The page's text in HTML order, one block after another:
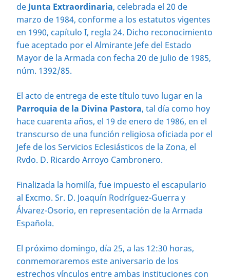
de Junta Extraordinaria, celebrada el 20 de
marzo de 1984, conforme a los estatutos vigentes
en 1990, capítulo I, regla 24. Dicho reconocimiento
fue aceptado por el Almirante Jefe del Estado
Mayor de la Armada con fecha 20 de julio de 1985,
núm. 1392/85.
El acto de entrega de este título tuvo lugar en la
Parroquia de la Divina Pastora, tal día como hoy
hace cuarenta años, el 19 de enero de 1986, en el
transcurso de una función religiosa oficiada por el
Jefe de los Servicios Eclesiásticos de la Zona, el
Rvdo. D. Ricardo Arroyo Cambronero.
Finalizada la homilía, fue impuesto el escapulario
al Excmo. Sr. D. Joaquín Rodríguez-Guerra y
Álvarez-Osorio, en representación de la Armada
Española.
El próximo domingo, día 25, a las 12:30 horas,
conmemoraremos este aniversario de los
estrechos vínculos entre ambas instituciones con